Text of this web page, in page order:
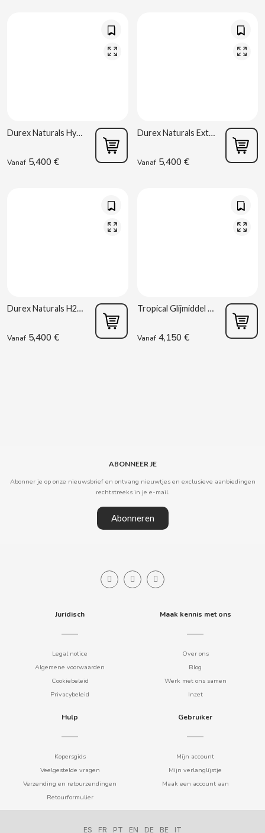
DAMEL
DISTRIBUCIÓN MAYORISTA
ENERYETI
FACUNDO
Durex Naturals Hydraterend 100 ml
Vanaf 5,400 €
Durex Naturals Extra Sensitief 100 ml
Vanaf 5,400 €
Durex Naturals H2O 100 ml
Vanaf 5,400 €
Tropical Glijmiddel 75 ml Control
Vanaf 4,150 €
ABONNEER JE
Abonner je op onze nieuwsbrief en ontvang nieuwtjes en exclusieve aanbiedingen
rechtstreeks in je e-mail.
Abonneren
Juridisch
Legal notice
Algemene voorwaarden
Cookiebeleid
Privacybeleid
Maak kennis met ons
Over ons
Blog
Werk met ons samen
Inzet
Hulp
Kopersgids
Veelgestelde vragen
Verzending en retourzendingen
Retourformulier
Gebruiker
Mijn account
Mijn verlanglijstje
Maak een account aan
ES FR PT EN DE BE IT